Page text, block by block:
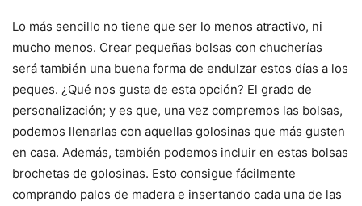
Lo más sencillo no tiene que ser lo menos atractivo, ni
mucho menos. Crear pequeñas bolsas con chucherías
será también una buena forma de endulzar estos días a los
peques. ¿Qué nos gusta de esta opción? El grado de
personalización; y es que, una vez compremos las bolsas,
podemos llenarlas con aquellas golosinas que más gusten
en casa. Además, también podemos incluir en estas bolsas
brochetas de golosinas. Esto consigue fácilmente
comprando palos de madera e insertando cada una de las